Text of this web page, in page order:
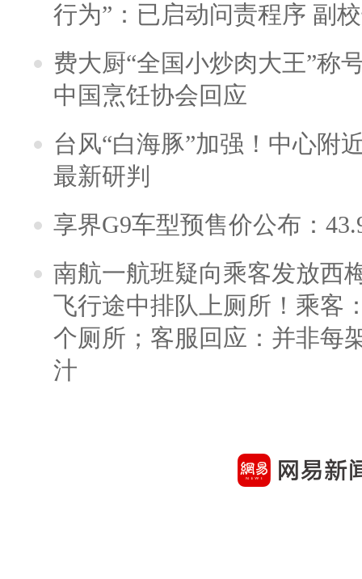
行为”：已启动问责程序 副
费大厨“全国小炒肉大王”称
中国烹饪协会回应
台风“白海豚”加强！中心附
最新研判
享界G9车型预售价公布：
南航一航班疑向乘客发放西
飞行途中排队上厕所！乘客
个厕所；客服回应：并非每
汁